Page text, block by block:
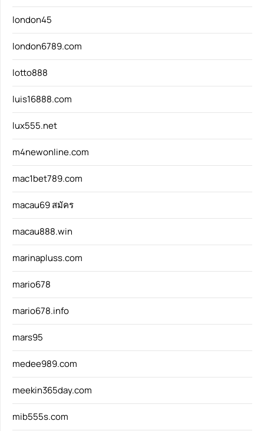
london45
london6789.com
lotto888
luis16888.com
lux555.net
m4newonline.com
mac1bet789.com
macau69 สมัคร
macau888.win
marinapluss.com
mario678
mario678.info
mars95
medee989.com
meekin365day.com
mib555s.com